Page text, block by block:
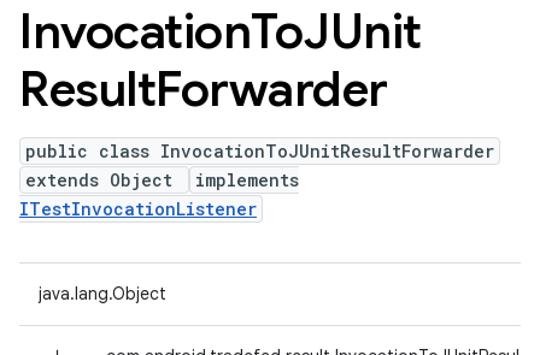
InvocationToJUnit
ResultForwarder
public class InvocationToJUnitResultForwarder
extends Object
implements
ITestInvocationListener
java.lang.Object